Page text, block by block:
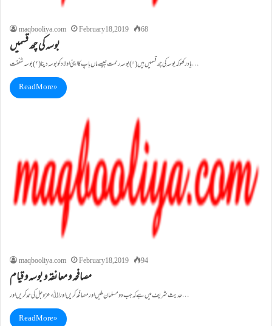
maqbooliya.com February 18, 2019 68
بوسہ کی چھ قسمیں
یاد رکھو کہ بوسہ کی چھ قسمیں ہیں(۱)بوسہ رحمت جیسے ماں باپ کا اپنی اولاد کو بوسہ دینا (۲)بوسہ شفقت…
Read More »
maqbooliya.com February 18, 2019 94
مصافحہ و معانقہ و بوسہ و قیام
حدیث شریف میں ہے کہ جب دو مسلمان ملیں اور مصافحہ کریں اور اﷲعزوجل کی حمد کریں اور…
Read More »